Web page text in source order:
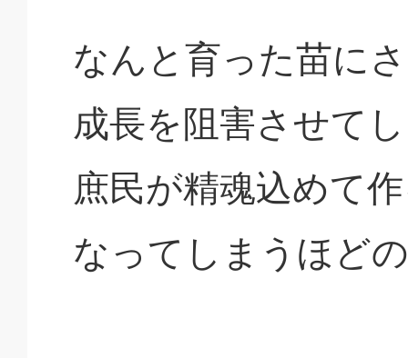
なんと育った苗に
成長を阻害させて
庶民が精魂込めて
なってしまうほど